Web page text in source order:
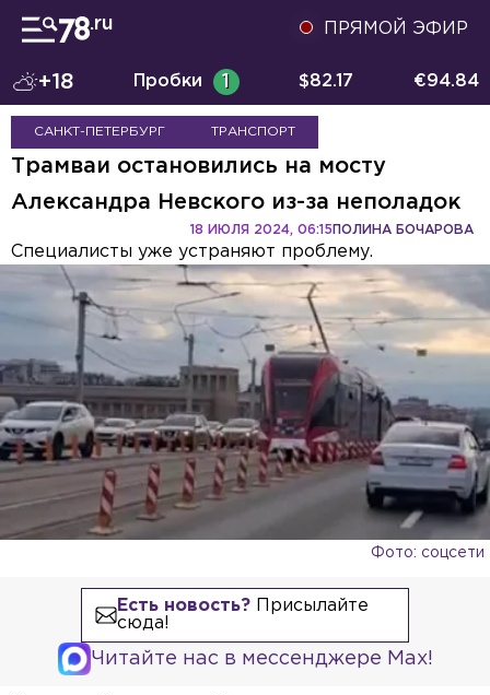
ПРЯМОЙ ЭФИР
+18 Пробки 1 $82.17 €94.84
САНКТ-ПЕТЕРБУРГ ТРАНСПОРТ
Трамваи остановились на мосту
Александра Невского из-за неполадок
ПОЛИНА БОЧАРОВА
18 ИЮЛЯ 2024, 06:15
Специалисты уже устраняют проблему.
Фото: соцсети
Есть новость?Присылайте
сюда!
Читайте нас в мессенджере Max!